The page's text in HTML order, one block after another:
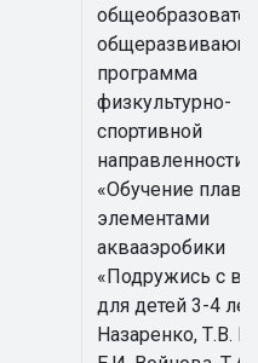
программа
физкультурно-
спортивной
направленности
«Обучение
элементами
аквааэробики
«Подружись с
для детей 3-4
Назаренко, Т.В.